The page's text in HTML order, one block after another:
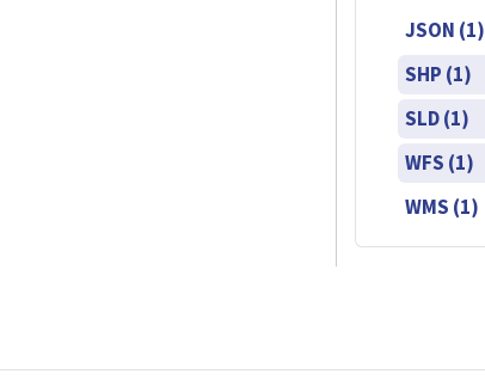
JSON (1)
SHP (1)
SLD (1)
WFS (1)
WMS (1)